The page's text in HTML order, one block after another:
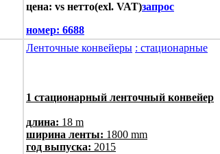
цена: vs нетто(exl. VAT)запрос
номер: 6688
Ленточные конвейеры : стационарные
1 стационарный ленточный конвейер
длина: 18 m
ширина ленты: 1800 mm
год выпуска: 2015